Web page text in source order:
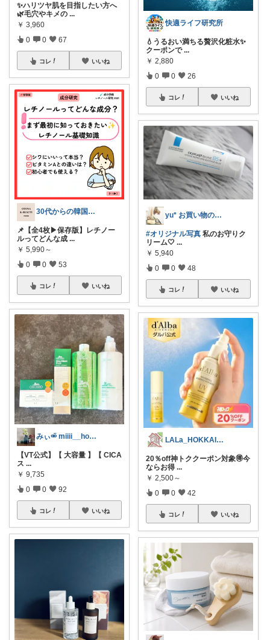
✨ハリツヤ肌を目指したい方へ
🌿毛穴やキメの ...
￥ 3,960
0 0 67
コレ いいね
30代からの韓国美容研究室🧪
📌【全4枚▶保存版】レチノー
ルってどんな成 ...
￥ 5,990～
0 0 53
コレ いいね
みぃ⚮̈ miiii__home
【VT公式】【 大容量 】【 CICA
ス ...
￥ 9,735
0 0 92
コレ いいね
快適ライフ研究所
💧うるおい満ちる贅沢化粧水✨
クーポンで ...
￥ 2,880
0 0 26
コレ いいね
yu* お買い物のみ🙇
#オリジナル写真 私のお守りク
リーム🤍 ...
￥ 5,940
0 0 48
コレ いいね
LALa_HOKKAIDO北海道移住生活
20％off神トククーポン対象🉐今
ならお得 ...
￥ 2,500～
0 0 42
コレ いいね